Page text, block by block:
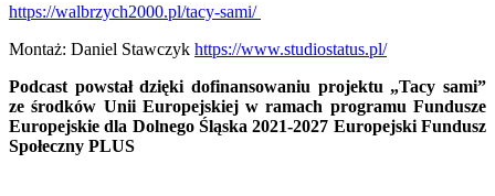
https://walbrzych2000.pl/tacy-sami/
Montaż: Daniel Stawczyk https://www.studiostatus.pl/
Podcast powstał dzięki dofinansowaniu projektu „Tacy sami”
ze środków Unii Europejskiejw ramach programu Fundusze
Europejskie dla Dolnego Śląska 2021-2027 Europejski Fundusz
Społeczny PLUS